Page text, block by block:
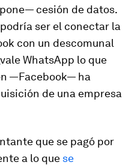
cesión de datos.
ser el conectar la
con un descomunal
WhatsApp lo que
—Facebook— ha
de una empresa
que se pagó por
a lo que se